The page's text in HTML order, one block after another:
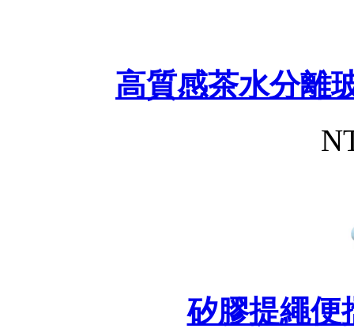
高質感茶水分離
矽膠提繩便